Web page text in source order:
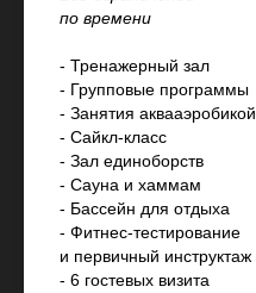
по времени
- Тренажерный зал
- Групповые программы
- Занятия аквааэробикой
- Сайкл-класс
- Зал единоборств
- Сауна и хаммам
- Бассейн для отдыха
- Фитнес-тестирование
и первичный инструктаж
- 6 гостевых визита